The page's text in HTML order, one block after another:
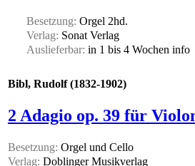
Besetzung: Orgel 2hd.
Verlag: Sonat Verlag
Auslieferbar: in 1 bis 4 Wochen info
Bibl, Rudolf (1832-1902)
2 Adagio op. 39 für
Besetzung: Orgel und Cello
Verlag: Doblinger Musikverlag